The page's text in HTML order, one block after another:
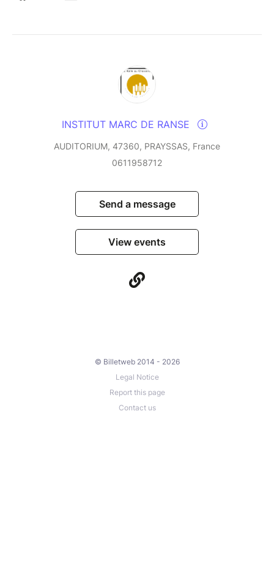
INSTITUT MARC DE RANSE
AUDITORIUM, 47360, PRAYSSAS, France
0611958712
Send a message
View events
© Billetweb 2014 - 2026
Legal Notice
Report this page
Contact us